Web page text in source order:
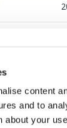
content
and to
about your